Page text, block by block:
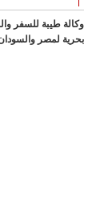
وكالة طيبة للسفر
بحرية لمصر